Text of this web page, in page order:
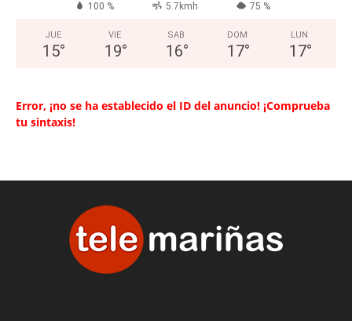
100 % 5.7kmh 75 %
JUE
15°
VIE
19°
SAB
16°
DOM
17°
LUN
17°
Error, ¡no se ha establecido el ID del anuncio! ¡Comprueba
tu sintaxis!